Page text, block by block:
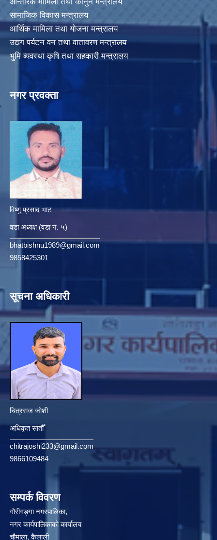
सामाजिक विकास मन्त्रालय
आर्थिक मामिला तथा योजना मन्त्रालय
उद्यग पर्यटन वन तथा वातावरण मन्त्रालय
भुमि ब्यवस्था कृषि तथा सहकारी मन्त्रालय
नगर प्रवक्ता
विष्णु प्रसाद भाट
वडा अध्यक्ष (वडा नं. ५)
bhatbishnu1989@gmail.com
9858425301
सूचना अधिकारी
चित्रराज जोशी
अधिकृत सातौँ
chitrajoshi233@gmail.com
9866109484
सम्पर्क विवरण
गौरीगङ्गा नगरपालिका,
नगर कार्यपालिकाको कार्यालय
चौमाला, कैलाली